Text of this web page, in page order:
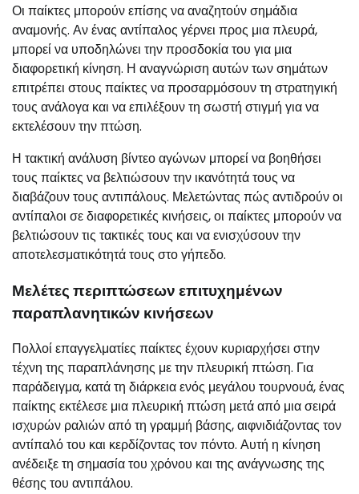
Οι παίκτες μπορούν επίσης να αναζητούν σημάδια
αναμονής. Αν ένας αντίπαλος γέρνει προς μια πλευρά,
μπορεί να υποδηλώνει την προσδοκία του για μια
διαφορετική κίνηση. Η αναγνώριση αυτών των σημάτων
επιτρέπει στους παίκτες να προσαρμόσουν τη στρατηγική
τους ανάλογα και να επιλέξουν τη σωστή στιγμή για να
εκτελέσουν την πτώση.
Η τακτική ανάλυση βίντεο αγώνων μπορεί να βοηθήσει
τους παίκτες να βελτιώσουν την ικανότητά τους να
διαβάζουν τους αντιπάλους. Μελετώντας πώς αντιδρούν οι
αντίπαλοι σε διαφορετικές κινήσεις, οι παίκτες μπορούν να
βελτιώσουν τις τακτικές τους και να ενισχύσουν την
αποτελεσματικότητά τους στο γήπεδο.
Μελέτες περιπτώσεων επιτυχημένων
παραπλανητικών κινήσεων
Πολλοί επαγγελματίες παίκτες έχουν κυριαρχήσει στην
τέχνη της παραπλάνησης με την πλευρική πτώση. Για
παράδειγμα, κατά τη διάρκεια ενός μεγάλου τουρνουά, ένας
παίκτης εκτέλεσε μια πλευρική πτώση μετά από μια σειρά
ισχυρών ραλιών από τη γραμμή βάσης, αιφνιδιάζοντας τον
αντίπαλό του και κερδίζοντας τον πόντο. Αυτή η κίνηση
ανέδειξε τη σημασία του χρόνου και της ανάγνωσης της
θέσης του αντιπάλου.